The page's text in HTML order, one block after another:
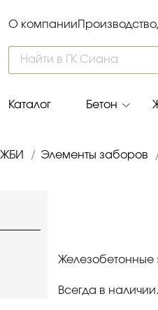
О компании Производство
Каталог Бетон
ЖБИ / Элементы заборов
Железобетонные
Всегда в наличии.